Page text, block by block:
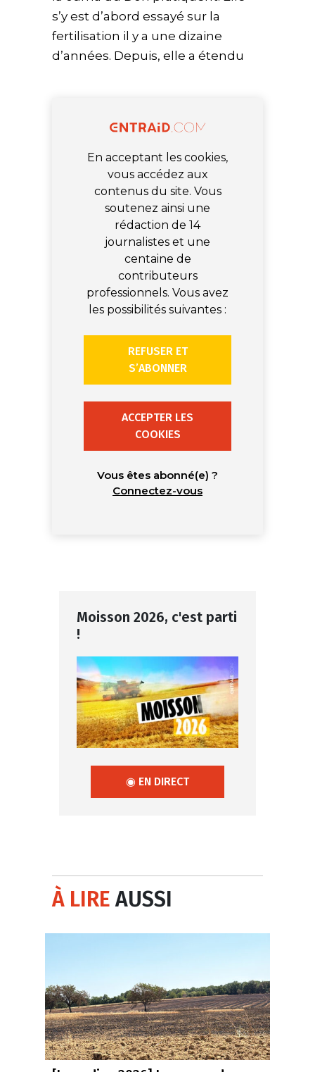
s’y est d’abord essayé sur la
fertilisation il y a une dizaine
d’années. Depuis, elle a étendu
En acceptant les cookies,
vous accédez aux
contenus du site. Vous
soutenez ainsi une
rédaction de 14
journalistes et une
centaine de
contributeurs
professionnels. Vous avez
les possibilités suivantes :
REFUSER ET
S’ABONNER
ACCEPTER LES
COOKIES
Vous êtes abonné(e) ?
Connectez-vous
Moisson 2026, c'est parti
!
◉ EN DIRECT
À LIREAUSSI